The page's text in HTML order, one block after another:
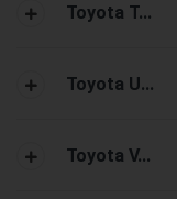
Toyota T...
Toyota U...
Toyota V...